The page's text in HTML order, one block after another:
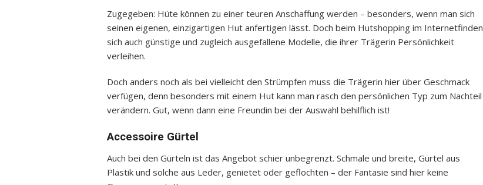
Zugegeben: Hüte können zu einer teuren Anschaffung werden – besonders, wenn man sich
seinen eigenen, einzigartigen Hut anfertigen lässt. Doch beim Hutshopping im Internetfinden
sich auch günstige und zugleich ausgefallene Modelle, die ihrer Trägerin Persönlichkeit
verleihen.
Doch anders noch als bei vielleicht den Strümpfen muss die Trägerin hier über Geschmack
verfügen, denn besonders mit einem Hut kann man rasch den persönlichen Typ zum Nachteil
verändern. Gut, wenn dann eine Freundin bei der Auswahl behilflich ist!
Accessoire Gürtel
Auch bei den Gürteln ist das Angebot schier unbegrenzt. Schmale und breite, Gürtel aus
Plastik und solche aus Leder, genietet oder geflochten – der Fantasie sind hier keine